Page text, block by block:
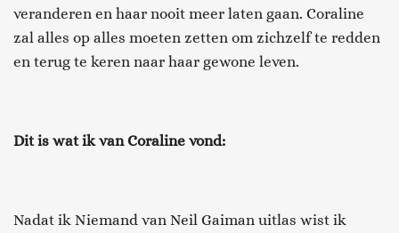
veranderen en haar nooit meer laten gaan. Coraline
zal alles op alles moeten zetten om zichzelf te redden
en terug te keren naar haar gewone leven.
Dit is wat ik van Coraline vond:
Nadat ik Niemand van Neil Gaiman uitlas wist ik